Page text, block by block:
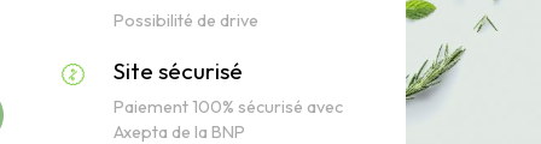
Possibilité de drive
Site sécurisé
Paiement 100% sécurisé avec
Axepta de la BNP